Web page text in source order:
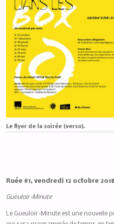
Le flyer de la soirée (verso).
Ruée #1, vendredi 12 octobre
Gueuloir-Minute
Le Gueuloir-Minute est une nouvelle